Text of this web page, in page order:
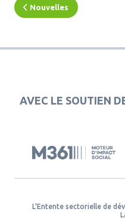
Nouvelles
AVEC LE SOUTIEN
L'Entente sectorielle de